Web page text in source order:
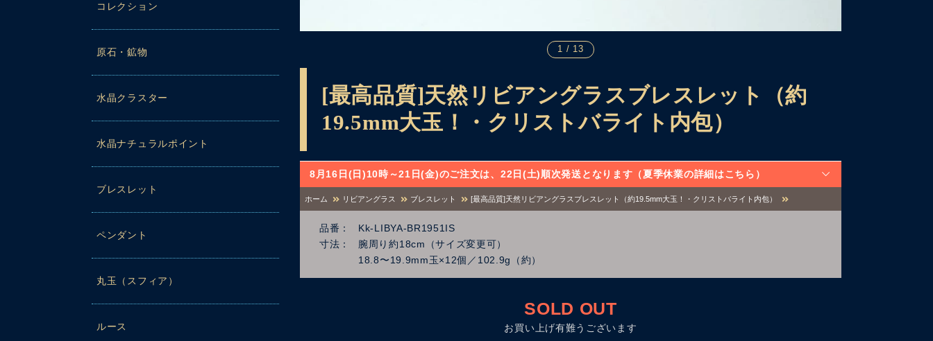
コレクション
原石・鉱物
水晶クラスター
水晶ナチュラルポイント
ブレスレット
ペンダント
丸玉（スフィア）
ルース
1 / 13
[最高品質]天然リビアングラスブレスレット（約
19.5mm大玉！・クリストバライト内包）
8月16日(日)10時～21日(金)のご注文は、22日(土)順次発送となります（夏季休業の詳細はこちら）
ホーム リビアングラス ブレスレット [最高品質]天然リビアングラスブレスレット（約19.5mm大玉！・クリストバライト内包）
品番
Kk-LIBYA-BR1951IS
寸法
腕周り約18cm（サイズ変更可）
18.8〜19.9mm玉×12個／102.9g（約）
SOLD OUT
お買い上げ有難うございます